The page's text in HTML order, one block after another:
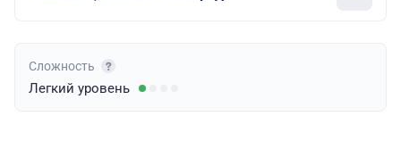
Сложность
Легкий уровень